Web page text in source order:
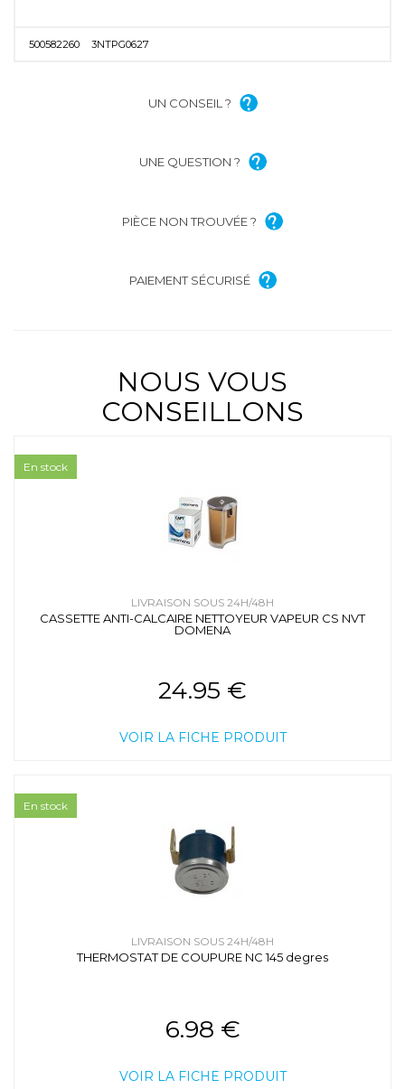
500582260 3NTPG0627
UN CONSEIL ?
UNE QUESTION ?
PIÈCE NON TROUVÉE ?
PAIEMENT SÉCURISÉ
NOUS VOUS
CONSEILLONS
LIVRAISON SOUS 24H/48H
CASSETTE ANTI-CALCAIRE NETTOYEUR VAPEUR CS NVT
DOMENA
24.95 €
VOIR LA FICHE PRODUIT
En stock
LIVRAISON SOUS 24H/48H
THERMOSTAT DE COUPURE NC 145 degres
6.98 €
VOIR LA FICHE PRODUIT
En stock